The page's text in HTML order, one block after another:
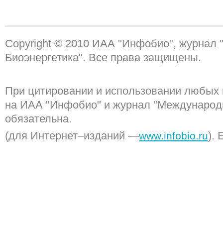
Copyright © 2010 ИАА "Инфобио", журнал
Биоэнергетика". Все права защищены.
При цитировании и использовании любых
на ИАА "Инфобио" и журнал
обязательна.
(для Интернет–изданий —www.infobio.ru).